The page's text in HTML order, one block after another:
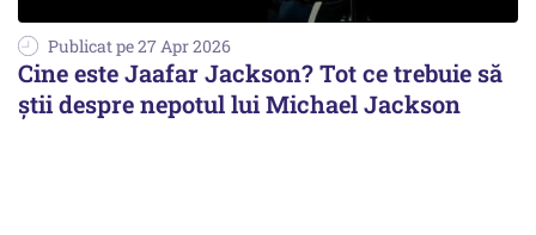
Publicat pe 27 Apr 2026
Cine este Jaafar Jackson? Tot ce trebuie să
știi despre nepotul lui Michael Jackson